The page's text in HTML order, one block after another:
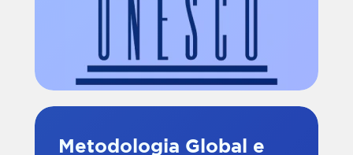
Metodologia Global e